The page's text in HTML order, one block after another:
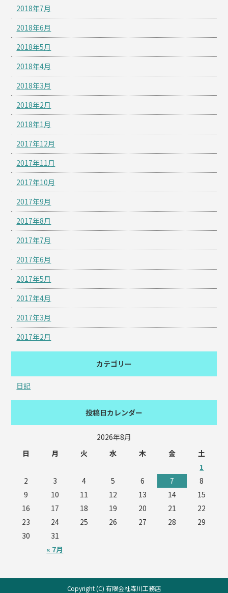
2018年7月
2018年6月
2018年5月
2018年4月
2018年3月
2018年2月
2018年1月
2017年12月
2017年11月
2017年10月
2017年9月
2017年8月
2017年7月
2017年6月
2017年5月
2017年4月
2017年3月
2017年2月
カテゴリー
日記
投稿日カレンダー
2026年8月
日
月 火 水 木 金 土
« 7月
1
2
3 4 5 6 7
8
9
10 11 12 13 14
15
16
17 18 19 20 21
22
23
24 25 26 27 28
29
30
31
Copyright (C) 有限会社森川工務店